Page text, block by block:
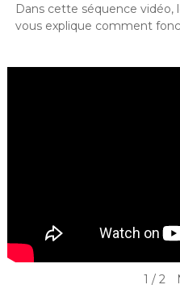
Dans cette séquence vidéo,
vous explique comment
1 / 2